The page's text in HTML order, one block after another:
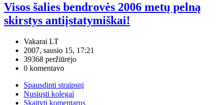
Visos šalies bendrovės 2006 metų pelną
skirstys antiįstatymiškai!
Vakarai LT
2007, sausio 15, 17:21
39368 peržiūrėjo
0 komentavo
Spausdinti straipsnį
Nusiųsti kolegai
Skaityti komentarus